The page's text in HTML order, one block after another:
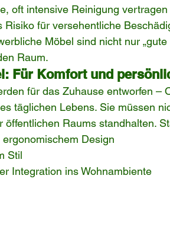
oft intensive Reinigung vertragen
Risiko für versehentliche
Möbel sind nicht nur „gute
Raum.
Für Komfort und
für das Zuhause entworfen –
täglichen Lebens. Sie müssen
öffentlichen Raums standhalten.
ergonomischem Design
Stil
Integration ins Wohnambiente